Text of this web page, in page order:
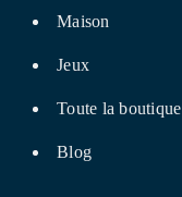
Maison
Jeux
Toute la boutique
Blog